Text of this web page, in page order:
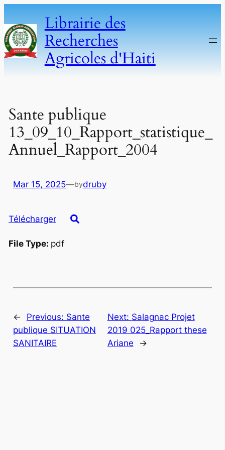
to
content
Librairie des
Recherches
Agricoles d'Haiti
Sante publique
13_09_10_Rapport_statistique_
Annuel_Rapport_2004
Mar 15, 2025—bydruby
Télécharger
File Type: pdf
← Previous: Sante
publique SITUATION
SANITAIRE
Next: Salagnac Projet
2019 025_Rapport these
Ariane
→